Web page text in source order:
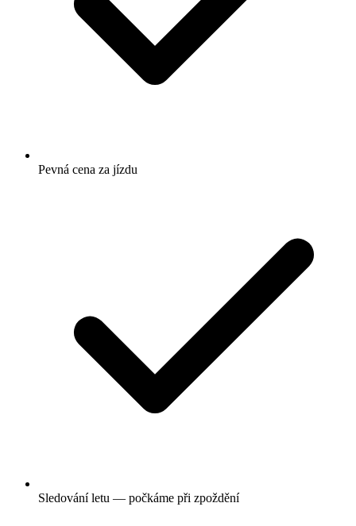
Pevná cena za jízdu
Sledování letu — počkáme při zpoždění